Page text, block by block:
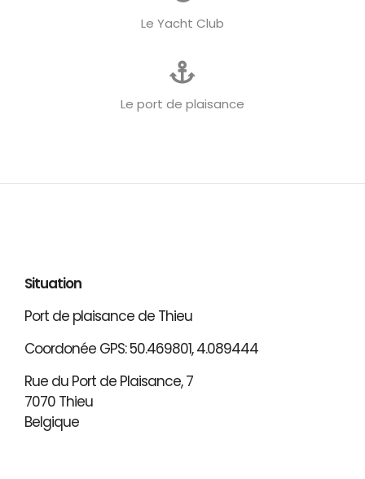
Le Yacht Club
Le port de plaisance
Situation
Port de plaisance de Thieu
Coordonée GPS: 50.469801, 4.089444
Rue du Port de Plaisance, 7
7070 Thieu
Belgique